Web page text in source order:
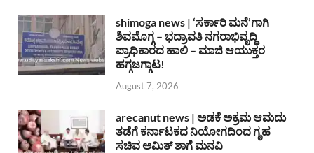
shimoga news | ‘ಸರ್ಕಾರಿ ಮನೆ’ಗಾಗಿ
ಶಿವಮೊಗ್ಗ – ಭದ್ರಾವತಿ ನಗರಾಭಿವೃದ್ದಿ
ಪ್ರಾಧಿಕಾರದ ಹಾಲಿ – ಮಾಜಿ ಆಯುಕ್ತರ
ಹಗ್ಗಜಗ್ಗಾಟ!
August 7, 2026
arecanut news | ಅಡಕೆ ಅಕ್ರಮ ಆಮದು
ತಡೆಗೆ ಕರ್ನಾಟಕದ ನಿಯೋಗದಿಂದ ಗೃಹ
ಸಚಿವ ಅಮಿತ್ ಶಾಗೆ ಮನವಿ